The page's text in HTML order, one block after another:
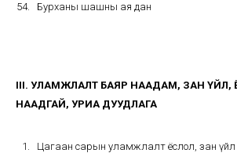
Бурханы шашны ая дан
III. УЛАМЖЛАЛТ БАЯР НААДАМ, ЗАН ҮЙЛ,
НААДГАЙ, УРИА ДУУДЛАГА
Цагаан сарын уламжлалт ёслол, зан үйл